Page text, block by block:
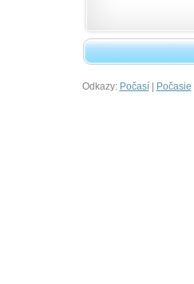
Odkazy: Počasí| Počasie